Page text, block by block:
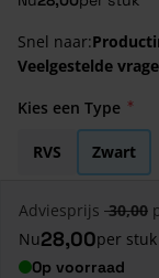
Snel naar:
Veelgestelde
Kies een Type
RVS Zwart
Adviesprijs 30,00
Nu28,00per stuk
Op voorraad